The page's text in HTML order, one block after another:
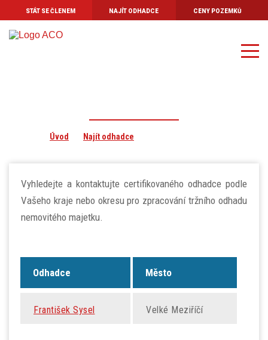
STÁT SE ČLENEM NAJÍT ODHADCE CENY POZEMKŮ
Úvod
Profesní pojištění
Úvod Najít odhadce
Vyhledejte a kontaktujte certifikovaného odhadce podle
Vašeho kraje nebo okresu pro zpracování tržního odhadu
nemovitého majetku.
Odhadce Město
František Sysel Velké Meziříčí